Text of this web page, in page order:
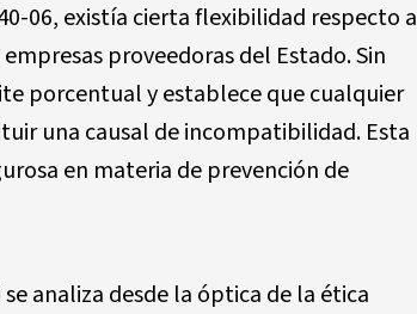
06, existía cierta flexibilidad respecto a
proveedoras del Estado. Sin
porcentual y establece que cualquier
una causal de incompatibilidad. Esta
en materia de prevención de
analiza desde la óptica de la ética